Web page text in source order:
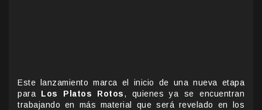
Este lanzamiento marca el inicio de una nueva etapa
para Los Platos Rotos, quienes ya se encuentran
trabajando en más material que será revelado en los